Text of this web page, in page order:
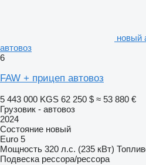
новый
автовоз
6
FAW + прицеп автовоз
5 443 000 KGS 62 250 $ ≈ 53 880 €
Грузовик - автовоз
2024
Состояние новый
Euro 5
Мощность 320 л.с. (235 кВт)
Подвеска рессора/рессора